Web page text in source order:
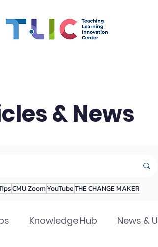
& News
CMU ZoomYouTubeTHE CHANGE MAKER
Knowledge Hub News &